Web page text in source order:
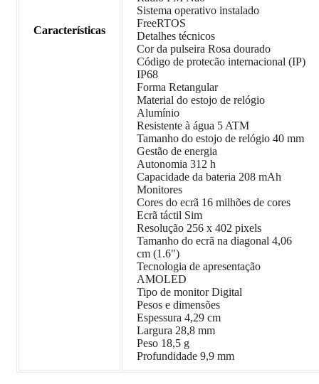
Características
Sistema operativo instalado
FreeRTOS
Detalhes técnicos
Cor da pulseira Rosa dourado
Código de protecão internacional (IP)
IP68
Forma Retangular
Material do estojo de relógio
Alumínio
Resistente à água 5 ATM
Tamanho do estojo de relógio 40 mm
Gestão de energia
Autonomia 312 h
Capacidade da bateria 208 mAh
Monitores
Cores do ecrã 16 milhões de cores
Ecrã táctil Sim
Resolução 256 x 402 pixels
Tamanho do ecrã na diagonal 4,06
cm (1.6")
Tecnologia de apresentação
AMOLED
Tipo de monitor Digital
Pesos e dimensões
Espessura 4,29 cm
Largura 28,8 mm
Peso 18,5 g
Profundidade 9,9 mm